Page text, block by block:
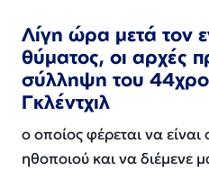
Λίγη ώρα μετά τον
θύματος, οι αρχές
σύλληψη του
Γκλέντχιλ
ο οποίος φέρεται να
ηθοποιού και να διέμενε